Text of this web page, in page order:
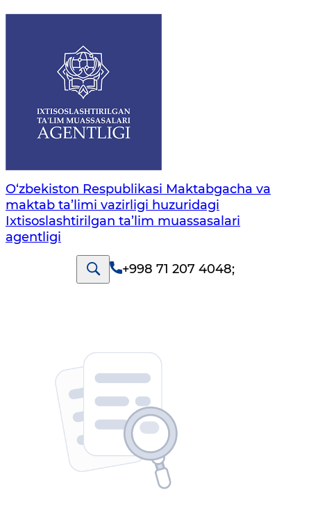
O‘zbekiston Respublikasi Maktabgacha va
maktab ta’limi vazirligi huzuridagi
Ixtisoslashtirilgan ta’lim muassasalari
agentligi
+998 71 207 4048;